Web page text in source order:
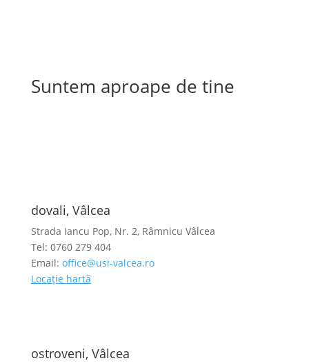
Suntem aproape de tine
dovali, Vâlcea
Strada Iancu Pop, Nr. 2, Râmnicu Vâlcea
Tel: 0760 279 404
Email: office@usi-valcea.ro
Locație hartă
ostroveni, Vâlcea